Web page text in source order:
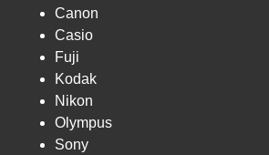
Canon
Casio
Fuji
Kodak
Nikon
Olympus
Sony